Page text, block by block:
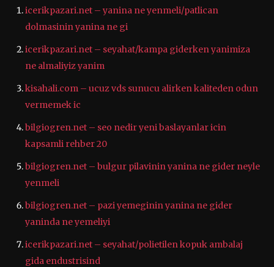
icerikpazari.net – yanina ne yenmeli/patlican
dolmasinin yanina ne gi
icerikpazari.net – seyahat/kampa giderken yanimiza
ne almaliyiz yanim
kisahali.com – ucuz vds sunucu alirken kaliteden odun
vermemek ic
bilgiogren.net – seo nedir yeni baslayanlar icin
kapsamli rehber 20
bilgiogren.net – bulgur pilavinin yanina ne gider neyle
yenmeli
bilgiogren.net – pazi yemeginin yanina ne gider
yaninda ne yemeliyi
icerikpazari.net – seyahat/polietilen kopuk ambalaj
gida endustrisind